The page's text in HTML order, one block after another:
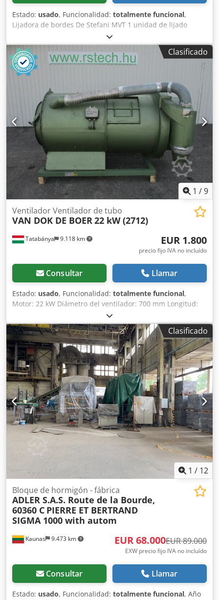
Estado: usado, Funcionalidad: totalmente funcional,
Lijadora de bordes De Stefani MVT 1 unidad de lijado
Altura máxima de la pieza: 100 mm Djdpoznu D Rofx
Akkekr Motor de la unidad de lijado: 2,5 kW Unidad de
lijado con sistema de autoafilado Ajuste manual de la
unidad de lijado Ajuste manual del ángulo de la unidad
Unidad de lijado con oscilación Velocidad de avance
regulable mediante variador Motor de avance de 0,74 kW
Clasificado
1 /9
Tatabánya 9.118 km
Ventilador Ventilador de tubo
VAN DOK DE BOER22 kW (2712)
EUR 1.800
precio fijo IVA no incluído
Consultar Llamar
Estado: usado, Funcionalidad: totalmente funcional,
Motor: 22 kW Diámetro del ventilador: 700 mm Longitud:
2500 mm Dksdpfxeri R Duo Akker
Clasificado
1 / 12
Kaunas 9.473 km
Bloque de hormigón - fábrica
ADLER S.A.S. Route de la Bourde,
60360 C PIERRE ET BERTRAND
SIGMA 1000 with autom
EUR 68.000EUR 89.000
EXW precio fijo IVA no incluído
Consultar Llamar
Estado: usado, Funcionalidad: totalmente funcional, Año